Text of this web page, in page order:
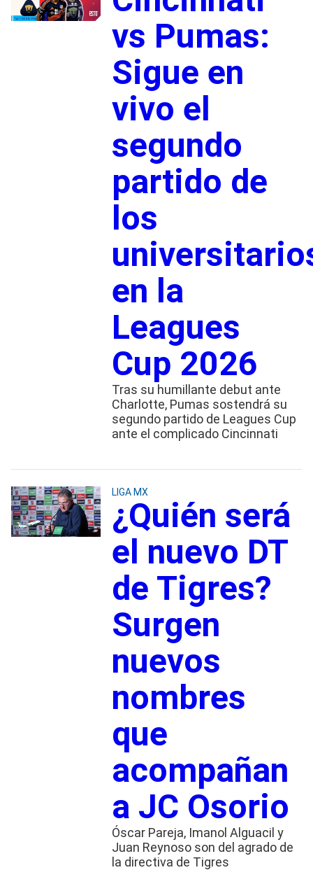
vs Pumas:
Sigue en
vivo el
segundo
partido de
los
en la
Leagues
Cup 2026
Tras su humillante debut ante
Charlotte, Pumas sostendrá su
segundo partido de Leagues Cup
ante el complicado Cincinnati
LIGA MX
¿Quién será
el nuevo DT
de Tigres?
Surgen
nuevos
nombres
que
acompañan
a JC Osorio
Óscar Pareja, Imanol Alguacil y
Juan Reynoso son del agrado de
la directiva de Tigres